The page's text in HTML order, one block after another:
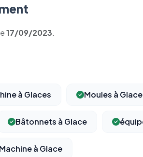
17/09/2023.
à Glaces Moules à Glace
Bâtonnets à Glace
à Glace